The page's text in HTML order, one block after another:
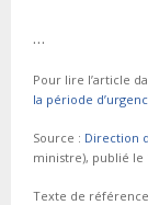
…
Pour lire l’article
la période
Source : Direction
ministre), publié le
Texte de